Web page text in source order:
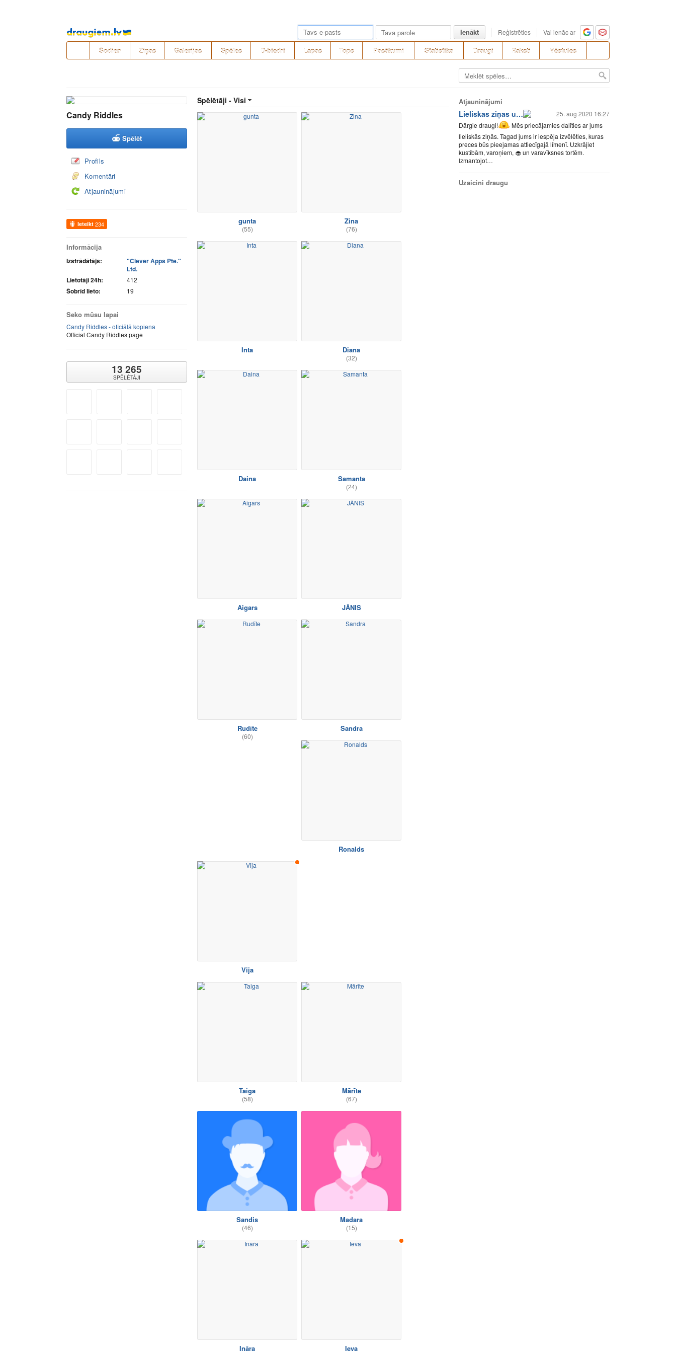
Pāriet
uz
saturu
Ienākt Reģistrēties Vai ienāc ar
Šodien Ziņas Galerijas Spēles D-biedri Lapas Tops Pasākumi Statistika Draugi Raksti Vēstules
Candy Riddles
Spēlēt
Profils
Komentāri
Atjauninājumi
Ieteikt 234
Informācija
Izstrādātājs:
"Clever Apps Pte."
Ltd.
Lietotāji 24h:
412
Šobrīd lieto: 19
Seko mūsu lapai
Candy Riddles - oficiālā kopiena
Official Candy Riddles page
13 265
SPĒLĒTĀJI
Spēlētāji - Visi
gunta
(55)
Zina
(76)
Inta Diana
(32)
Daina Samanta
(24)
Aigars JĀNIS
Rudīte
(60)
Sandra
Ronalds
Vija
Taiga
(58)
Mārīte
(67)
Sandis
(46)
Madara
(15)
Ināra Ieva
Atjauninājumi
Lieliskas ziņas u…
25. aug 2020 16:27
Dārgie draugi!
Mēs priecājamies dalīties ar jums
lieliskās ziņās. Tagad jums ir iespēja izvēlēties, kuras
preces būs pieejamas attiecīgajā līmenī. Uzkrājiet
kustībām, varoņiem, 🧁 un varavīksnes tortēm.
Izmantojot…
Uzaicini draugu